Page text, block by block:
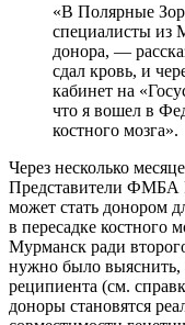
«В Полярные
специалисты из
донора, —
сдал кровь, и
кабинет на
что я вошел в
костного мозга».
Через несколько
Представители ФМБА
может стать донором
в пересадке костного
Мурманск ради
нужно было выяснить,
реципиента (см.
доноры становятся